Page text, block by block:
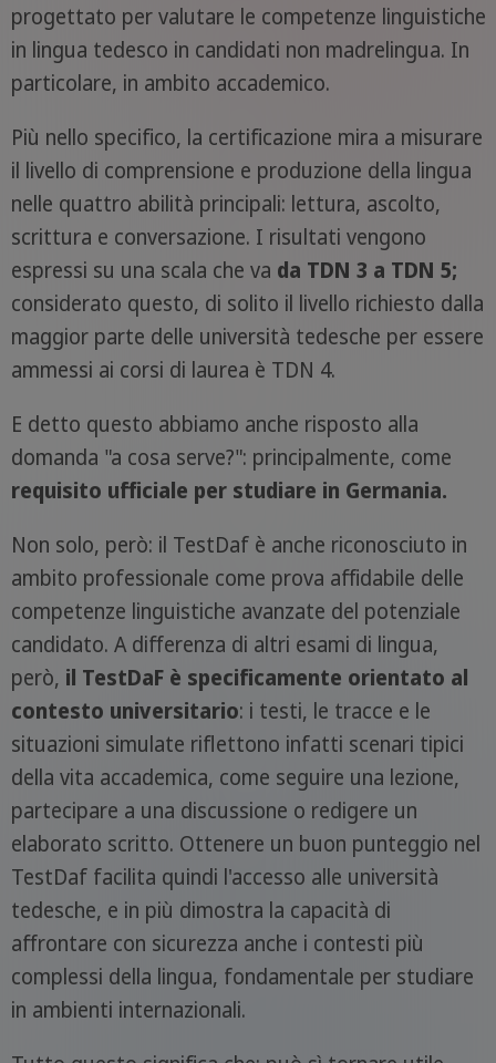
progettato per valutare le competenze linguistiche
in lingua tedesco in candidati non madrelingua. In
particolare, in ambito accademico.
Più nello specifico, la certificazione mira a misurare
il livello di comprensione e produzione della lingua
nelle quattro abilità principali: lettura, ascolto,
scrittura e conversazione. I risultati vengono
espressi su una scala che va da TDN 3 a TDN 5;
considerato questo, di solito il livello richiesto dalla
maggior parte delle università tedesche per essere
ammessi ai corsi di laurea è TDN 4.
E detto questo abbiamo anche risposto alla
domanda "a cosa serve?": principalmente, come
requisito ufficiale per studiare in Germania.
Non solo, però: il TestDaf è anche riconosciuto in
ambito professionale come prova affidabile delle
competenze linguistiche avanzate del potenziale
candidato. A differenza di altri esami di lingua,
però, il TestDaF è specificamente orientato al
contesto universitario: i testi, le tracce e le
situazioni simulate riflettono infatti scenari tipici
della vita accademica, come seguire una lezione,
partecipare a una discussione o redigere un
elaborato scritto. Ottenere un buon punteggio nel
TestDaf facilita quindi l'accesso alle università
tedesche, e in più dimostra la capacità di
affrontare con sicurezza anche i contesti più
complessi della lingua, fondamentale per studiare
in ambienti internazionali.